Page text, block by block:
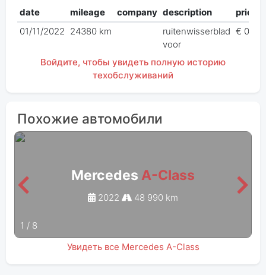
date mileage company description
price
01/11/2022 24380 km
ruitenwisserblad
voor
€ 0,00
Войдите, чтобы увидеть полную историю
техобслуживаний
Похожие автомобили
Mercedes A-Class
2022 48 990 km
1 / 8
Увидеть все Mercedes A-Class